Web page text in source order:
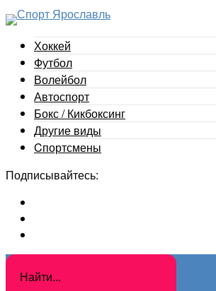
Хоккей
Футбол
Волейбол
Автоспорт
Бокс / Кикбоксинг
Другие виды
Cпортсмены
Подписывайтесь: